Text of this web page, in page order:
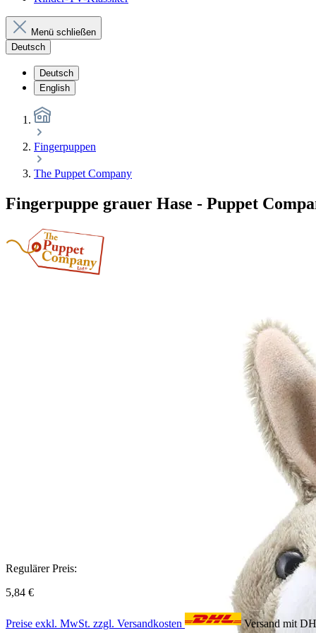
Menü schließen
Deutsch
Deutsch
English
Fingerpuppen
The Puppet Company
Fingerpuppe grauer Hase - Puppet
Regulärer Preis:
5,84 €
Preise exkl. MwSt. zzgl. Versandkosten Versand mit